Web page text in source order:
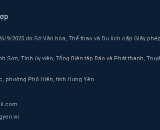
9/2025 do Sở Văn hóa, Thể thao và Du lịch cấp Giấy
Sơn, Tỉnh ủy viên, Tổng Biên tập Báo và Phát thanh,
phường Phố Hiến, tỉnh Hưng Yên